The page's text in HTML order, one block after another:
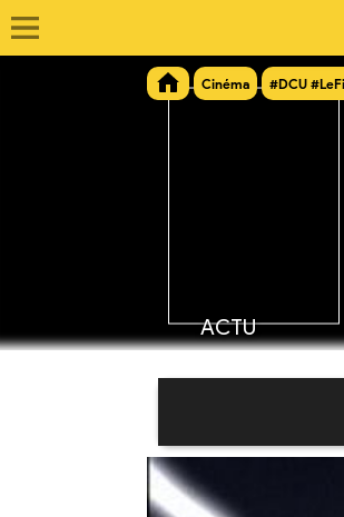
Cinéma #DCU
ACTU